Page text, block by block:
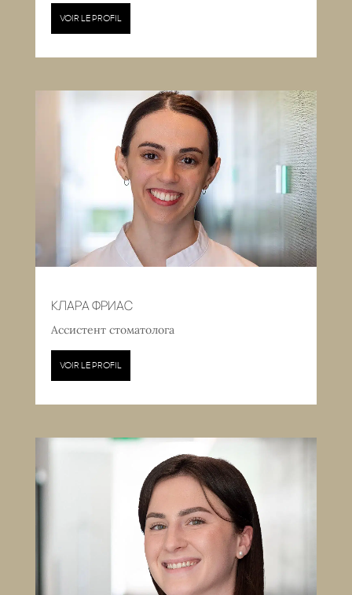
VOIR LE PROFIL
КЛАРА ФРИАС
Ассистент стоматолога
VOIR LE PROFIL